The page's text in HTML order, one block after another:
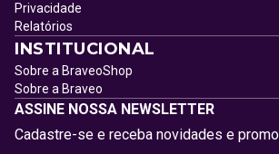
Privacidade
Relatórios
INSTITUCIONAL
Sobre a BraveoShop
Sobre a Braveo
ASSINE NOSSA NEWSLETTER
Cadastre-se e receba novidades e